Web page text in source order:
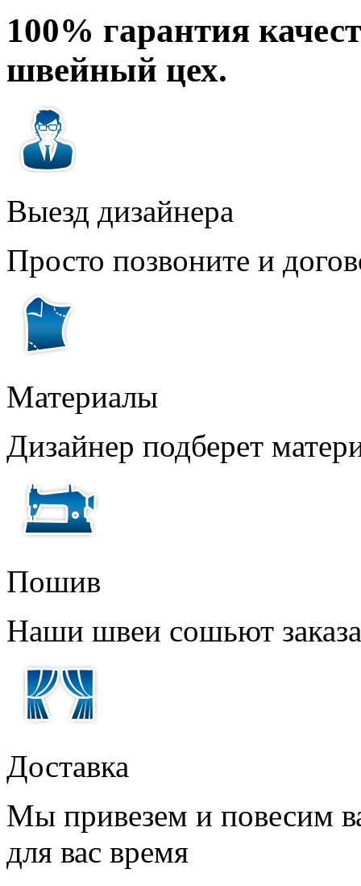
100% гарантия
швейный цех.
Выезд дизайнера
Просто позвоните и
Материалы
Дизайнер подберет
Пошив
Наши швеи сошьют
Доставка
Мы привезем и повесим
для вас время